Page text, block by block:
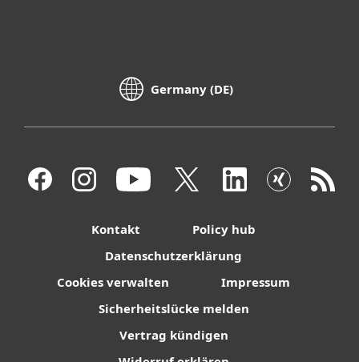
Germany (DE)
Kontakt
Policy hub
Datenschutzerklärung
Cookies verwalten
Impressum
Sicherheitslücke melden
Vertrag kündigen